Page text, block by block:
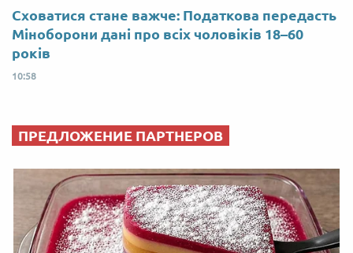
Сховатися стане важче: Податкова передасть
Міноборони дані про всіх чоловіків 18–60
років
10:58
ПРЕДЛОЖЕНИЕ ПАРТНЕРОВ